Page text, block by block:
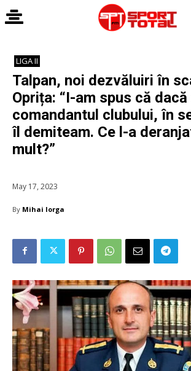
LIGA II
Talpan, noi dezvăluiri în
Oprița: “I-am spus că dacă
comandantul clubului, în
îl demiteam. Ce l-a
mult?”
May 17, 2023
By Mihai Iorga